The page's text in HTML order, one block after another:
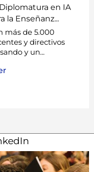
en IA
la Enseñanz...
más de 5.000
y directivos
y un...